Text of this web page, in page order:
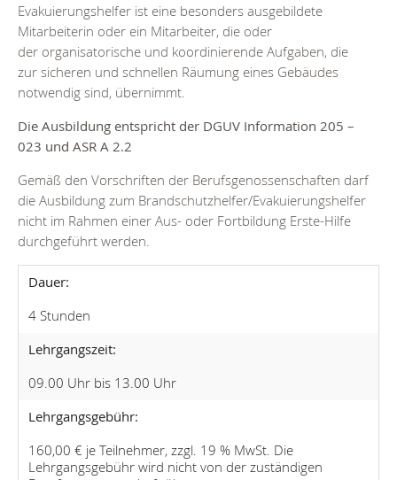
Evakuierungshelfer ist eine besonders ausgebildete
Mitarbeiterin oder ein Mitarbeiter, die oder
der organisatorische und koordinierende Aufgaben, die
zur sicheren und schnellen Räumung eines Gebäudes
notwendig sind, übernimmt.
Die Ausbildung entspricht der DGUV Information 205 –
023 und ASR A 2.2
Gemäß den Vorschriften der Berufsgenossenschaften darf
die Ausbildung zum Brandschutzhelfer/Evakuierungshelfer
nicht im Rahmen einer Aus- oder Fortbildung Erste-Hilfe
durchgeführt werden.
Dauer:
4 Stunden
Lehrgangszeit:
09.00 Uhr bis 13.00 Uhr
Lehrgangsgebühr:
160,00 € je Teilnehmer, zzgl. 19 % MwSt. Die
Lehrgangsgebühr wird nicht von der zuständigen